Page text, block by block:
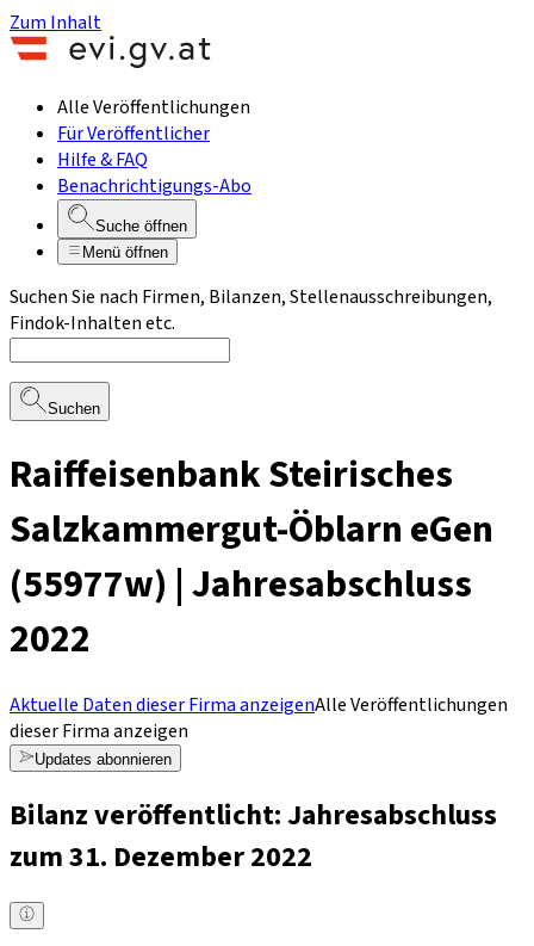
Zum Inhalt
Alle Veröffentlichungen
Für Veröffentlicher
Hilfe & FAQ
Benachrichtigungs-Abo
Suche öffnen
Menü öffnen
Suchen Sie nach Firmen, Bilanzen, Stellenausschreibungen,
Findok-Inhalten etc.
Suchen
Raiffeisenbank Steirisches
Salzkammergut-Öblarn eGen
(55977w) | Jahresabschluss
2022
Aktuelle Daten dieser Firma anzeigenAlle Veröffentlichungen
dieser Firma anzeigen
Updates abonnieren
Bilanz veröffentlicht: Jahresabschluss
zum 31. Dezember 2022